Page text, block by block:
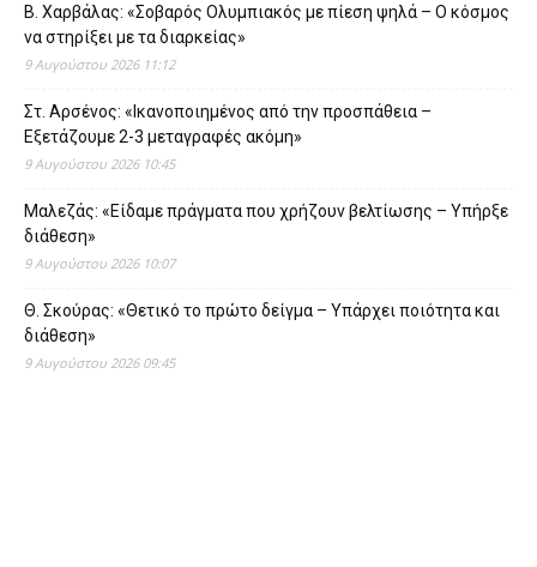
Β. Χαρβάλας: «Σοβαρός Ολυμπιακός με πίεση ψηλά – Ο κόσμος
να στηρίξει με τα διαρκείας»
9 Αυγούστου 2026 11:12
Στ. Αρσένος: «Ικανοποιημένος από την προσπάθεια –
Εξετάζουμε 2-3 μεταγραφές ακόμη»
9 Αυγούστου 2026 10:45
Μαλεζάς: «Είδαμε πράγματα που χρήζουν βελτίωσης – Υπήρξε
διάθεση»
9 Αυγούστου 2026 10:07
Θ. Σκούρας: «Θετικό το πρώτο δείγμα – Υπάρχει ποιότητα και
διάθεση»
9 Αυγούστου 2026 09:45